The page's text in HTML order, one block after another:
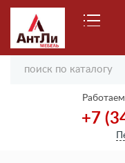
Работаем
+7